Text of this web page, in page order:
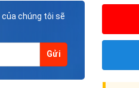
của chúng tôi sẽ